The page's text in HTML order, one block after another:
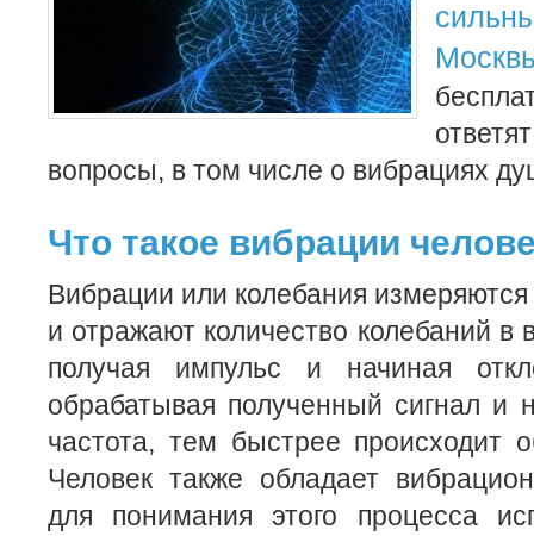
вопросы, в том числе о вибрациях
Что такое вибрации
Вибрации или колебания измеряются
и отражают количество колебаний в
получая импульс и начиная
обрабатывая полученный сигнал
частота, тем быстрее происходит
Человек также обладает
для понимания этого процесса